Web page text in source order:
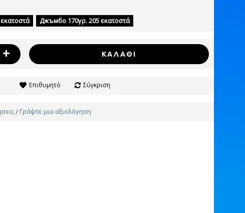
Джъмбо 170γρ. 205 εκατοστά
+ ΚΑΛΆΘΙ
Επιθυμητό Σύγκριση
/Γράψτε μια αξιολόγηση